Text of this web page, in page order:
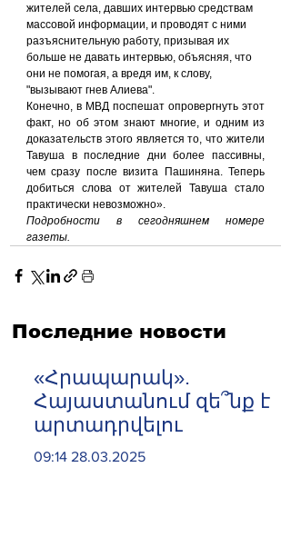
жителей села, давших интервью средствам
массовой информации, и проводят с ними
разъяснительную работу, призывая их
больше не давать интервью, объясняя, что
они не помогая, а вредя им, к слову,
"вызывают гнев Алиева".
Конечно, в МВД поспешат опровергнуть этот
факт, но об этом знают многие, и одним из
доказательств этого является то, что жители
Тавуша в последние дни более пассивны,
чем сразу после визита Пашиняна. Теперь
добиться слова от жителей Тавуша стало
практически невозможно».
Подробности в сегодняшнем номере
газеты.
Последние новости
«Հրապարակ».
Հայաստանում զե՞նք է
արտադրվելու
09:14 28.03.2025